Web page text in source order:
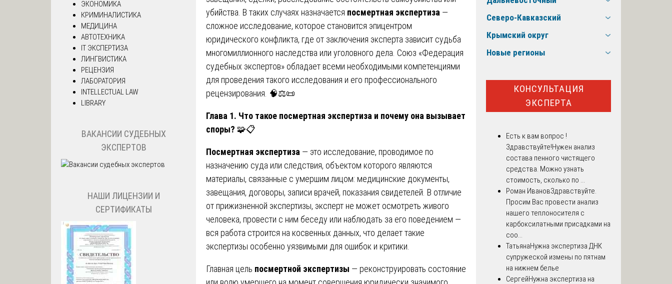
убийства. В таких случаях назначается посмертная экспертиза —
сложное исследование, которое становится эпицентром
юридического конфликта, где от заключения эксперта зависит судьба
многомиллионного наследства или уголовного дела. Союз «Федерация
судебных экспертов» обладает всеми необходимыми компетенциями
для проведения такого исследования и его профессионального
рецензирования. 🧠⚖️📜
Глава 1. Что такое посмертная экспертиза и почему она вызывает
споры? 🧩📋
Посмертная экспертиза — это исследование, проводимое по
назначению суда или следствия, объектом которого являются
материалы, связанные с умершим лицом: медицинские документы,
завещания, договоры, записи врачей, показания свидетелей. В отличие
от прижизненной экспертизы, эксперт не может осмотреть живого
человека, провести с ним беседу или наблюдать за его поведением —
вся работа строится на косвенных данных, что делает такие
экспертизы особенно уязвимыми для ошибок и критики.
Главная цель посмертной экспертизы — реконструировать состояние
ЭКОНОМИКА
КРИМИНАЛИСТИКА
МЕДИЦИНА
АВТОТЕХНИКА
IT ЭКСПЕРТИЗА
ЛИНГВИСТИКА
РЕЦЕНЗИЯ
ЛАБОРАТОРИЯ
INTELLECTUAL LAW
LIBRARY
ВАКАНСИИ СУДЕБНЫХ
ЭКСПЕРТОВ
НАШИ ЛИЦЕНЗИИ И
СЕРТИФИКАТЫ
Северо-Кавказский
Крымский округ
Новые регионы
КОНСУЛЬТАЦИЯ
ЭКСПЕРТА
Есть к вам вопрос !
Здравствуйте!Нужен анализ
состава пенного чистящего
средства. Можно узнать
стоимость, сколько по ...
Роман ИвановЗдравствуйте.
Просим Вас провести анализ
нашего теплоносителя с
карбоксилатными присадками на
соо...
ТатьянаНужна экспертиза ДНК
супружеской измены по пятнам
на нижнем белье
СергейНужна экспертиза на